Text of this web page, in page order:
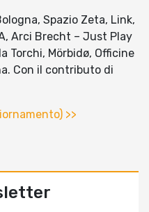
Spazio Zeta, Link,
Arci Brecht – Just Play
Torchi, Mörbidø, Officine
Con il contributo di
>>